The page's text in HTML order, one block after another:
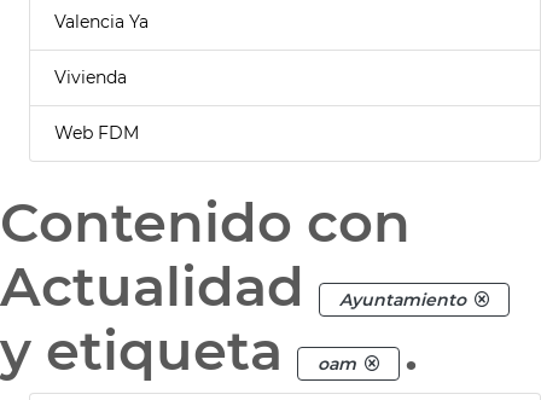
Valencia Ya
Vivienda
Web FDM
Contenido con
Actualidad
Ayuntamiento
y etiqueta oam .